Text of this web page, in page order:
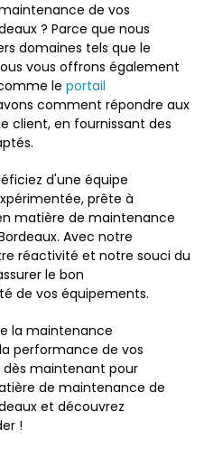
de vos
? Parce que nous
domaines tels que le
vous offrons également
le portail
comment répondre aux
client, en fournissant des
d'une équipe
prête à
matière de maintenance
Avec notre
réactivité et notre souci du
le bon
de vos équipements.
la maintenance
performance de vos
maintenant pour
de maintenance de
et découvrez
!